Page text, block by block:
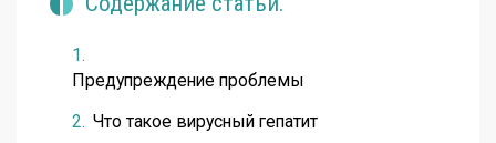
Предупреждение проблемы
Что такое вирусный гепатит